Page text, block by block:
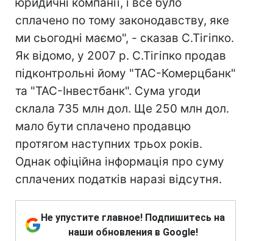
сплачено по тому законодавству, яке
ми сьогодні маємо", - сказав С.Тігіпко.
Як відомо, у 2007 р. С.Тігіпко продав
підконтрольні йому "ТАС-Комерцбанк"
та "ТАС-Інвестбанк". Сума угоди
склала 735 млн дол. Ще 250 млн дол.
мало бути сплачено продавцю
протягом наступних трьох років.
Однак офіційна інформація про суму
сплачених податків наразі відсутня.
Не упустите главное! Подпишитесь на
наши обновления в Google!